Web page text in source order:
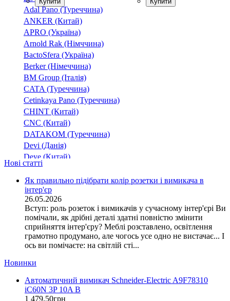
Adal Pano (Туреччина)
ANKER (Китай)
APRO (Україна)
Arnold Rak (Німччина)
BactoSfera (Україна)
Berker (Німеччина)
BM Group (Італія)
CATA (Туреччина)
Cetinkaya Pano (Туреччина)
CHINT (Китай)
CNC (Китай)
DATAKOM (Туреччина)
Devi (Данія)
Deye (Китай)
DigiTop (Україна)
DKC (Україна)
Dyness (Китай)
E.NEXT (Україна)
EAE Electric
Eastron (Китай)
Eaton (США)
ElectrO (Україна)
EON (Таїланд)
ETI (Словенія)
Нові статті
Як правильно підібрати колір розетки і вимикача в
інтер'єр
26.05.2026
Вступ: роль розеток і вимикачів у сучасному інтер'єрі Ви
помічали, як дрібні деталі здатні повністю змінити
сприйняття інтер'єру? Меблі розставлено, освітлення
грамотно продумано, але чогось усе одно не вистачає... І
ось ви помічаєте: на світлій сті...
Новинки
Автоматичний вимикач Schneider-Electric A9F78310
iC60N 3P 10A B
1 479.50грн